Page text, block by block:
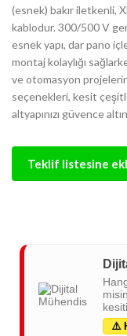
(esnek) bakır iletkenli,
kablodur. 300/500 V
esnek yapı, dar pano
montaj kolaylığı
ve otomasyon
seçenekleri, kesit
altyapınızı güvence
Teklif listesine
⚠️